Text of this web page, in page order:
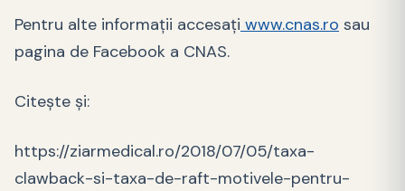
Pentru alte informaţii accesaţi www.cnas.ro sau
pagina de Facebook a CNAS.
Citește și:
https://ziarmedical.ro/2018/07/05/taxa-
clawback-si-taxa-de-raft-motivele-pentru-